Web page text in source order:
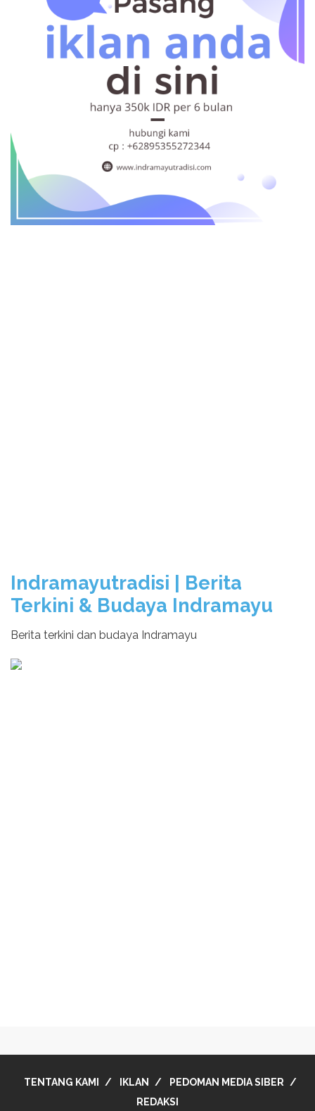
Indramayutradisi | Berita
Terkini & Budaya Indramayu
Berita terkini dan budaya Indramayu
TENTANG KAMI IKLAN
PEDOMAN MEDIA SIBER
REDAKSI